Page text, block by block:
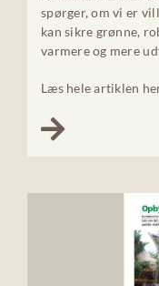
spørger, om vi er
kan sikre grønne,
varmere og mere
Læs hele artiklen